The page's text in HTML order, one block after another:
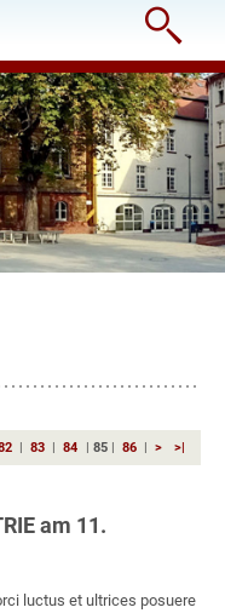

83 84 85| 86 > >|
am 11.
luctus et ultrices posuere